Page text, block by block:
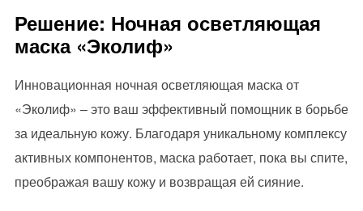
Решение: Ночная осветляющая
маска «Эколиф»
Инновационная ночная осветляющая маска от
«Эколиф» – это ваш эффективный помощник в борьбе
за идеальную кожу. Благодаря уникальному комплексу
активных компонентов, маска работает, пока вы спите,
преображая вашу кожу и возвращая ей сияние.